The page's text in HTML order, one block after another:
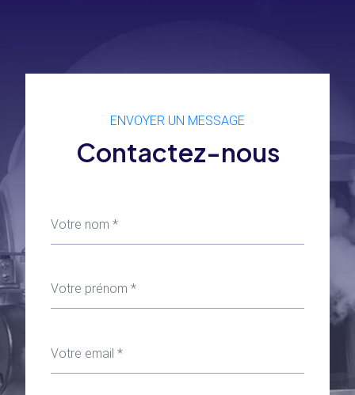
ENVOYER UN MESSAGE
Contactez-nous